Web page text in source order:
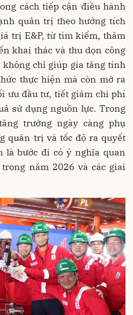
cách tiếp cận điều hành
quản trị theo hướng tích
trị E&P, từ tìm kiếm, thăm
khai thác và thu dọn công
chỉ giúp gia tăng tính
thực hiện mà còn mở ra
ưu đầu tư, tiết giảm chi phí
sử dụng nguồn lực. Trong
trưởng ngày càng phụ
quản trị và tốc độ ra quyết
là bước đi có ý nghĩa quan
năm 2026 và các giai